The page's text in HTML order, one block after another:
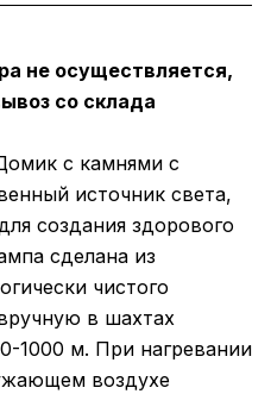
не осуществляется,
со склада
с камнями с
источник света,
создания здорового
сделана из
чистого
в шахтах
1000 м. При нагревании
воздухе